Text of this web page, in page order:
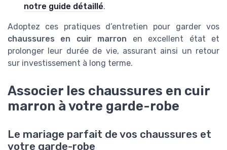
notre guide détaillé.
Adoptez ces pratiques d’entretien pour garder vos
chaussures en cuir marron en excellent état et
prolonger leur durée de vie, assurant ainsi un retour
sur investissement à long terme.
Associer les chaussures en cuir
marron à votre garde-robe
Le mariage parfait de vos chaussures et
votre garde-robe